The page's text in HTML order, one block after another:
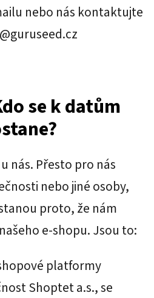
nebo nás kontaktujte
k datům
nás. Přesto pro nás
nebo jiné osoby,
proto, že nám
e-shopu. Jsou to:
platformy
Shoptet a.s., se